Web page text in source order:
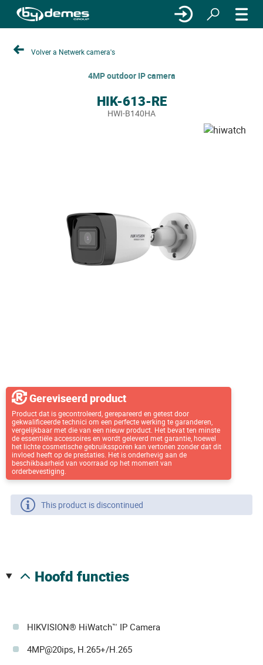
Volver a Netwerk camera's
4MP outdoor IP camera
HIK-613-RE
HWI-B140HA
Gereviseerd product
Product dat is gecontroleerd, gerepareerd en getest door
gekwalificeerde technici om een perfecte werking te garanderen,
vergelijkbaar met die van een nieuw product. Het bevat ten minste
de essentiële accessoires en wordt geleverd met garantie, hoewel
het lichte cosmetische gebruikssporen kan vertonen zonder dat dit
invloed heeft op de prestaties. Het is onderhevig aan de
beschikbaarheid van voorraad op het moment van
orderbevestiging.
This product is discontinued
hoofd functies
HIKVISION® HiWatch™ IP Camera
4MP@20ips, H.265+/H.265